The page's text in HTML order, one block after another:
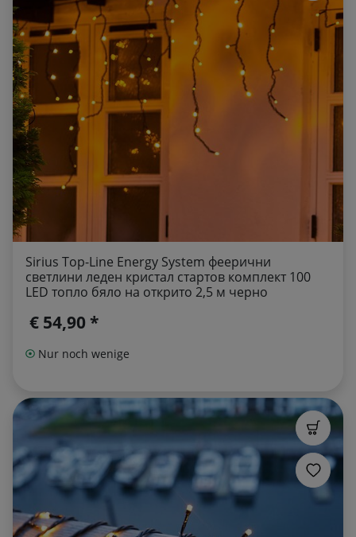
Sirius Top-Line Energy System феерични
светлини леден кристал стартов комплект 100
LED топло бяло на открито 2,5 м черно
€ 54,90 *
Nur noch wenige